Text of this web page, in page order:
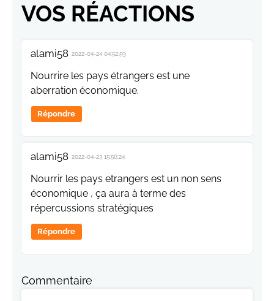
VOS RÉACTIONS
alami58 2022-04-24 04:52:59
Nourrire les pays étrangers est une
aberration économique.
Répondre
alami58 2022-04-23 15:56:24
Nourrir les pays etrangers est un non sens
économique , ça aura à terme des
répercussions stratégiques
Répondre
Commentaire